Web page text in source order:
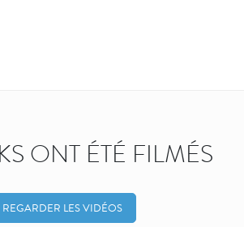
ONT ÉTÉ FILMÉS
REGARDER LES VIDÉOS